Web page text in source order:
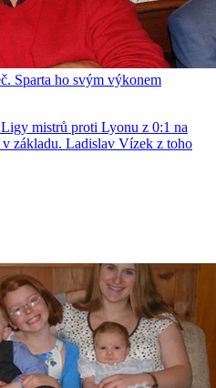
Sparta ho svým výkonem
mistrů proti Lyonu z 0:1 na
v základu. Ladislav Vízek z toho